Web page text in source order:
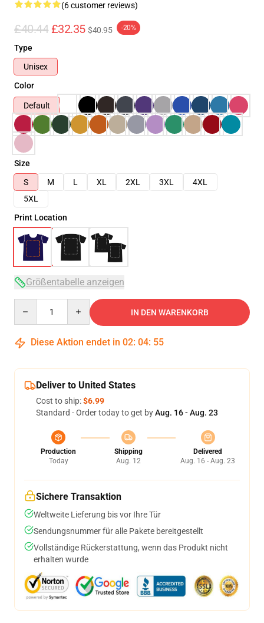
(6 customer reviews)
£40.44 £32.35 $40.95 -20%
Type
Unisex
Color
Default
Size
S
M L XL 2XL 3XL
4XL
5XL
Print Location
Größentabelle anzeigen
IN DEN WARENKORB
Diese Aktion endet in 02: 04: 54
Deliver to United States
Cost to ship:$6.99
Standard - Order today to get byAug. 16 - Aug. 23
Production
Today
Shipping
Aug. 12
Delivered
Aug. 16 - Aug. 23
Sichere Transaktion
Weltweite Lieferung bis vor Ihre Tür
Sendungsnummer für alle Pakete bereitgestellt
Vollständige Rückerstattung, wenn das Produkt nicht
erhalten wurde